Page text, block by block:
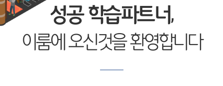
성공 학습파트너,
이룸에 오신것을 환영합니다